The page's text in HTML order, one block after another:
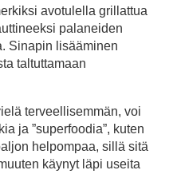
avotulella grillattua
palaneiden
Sinapin lisääminen
taltuttamaan
terveellisemmän, voi
ja ”superfoodia”, kuten
helpompaa, sillä sitä
käynyt läpi useita